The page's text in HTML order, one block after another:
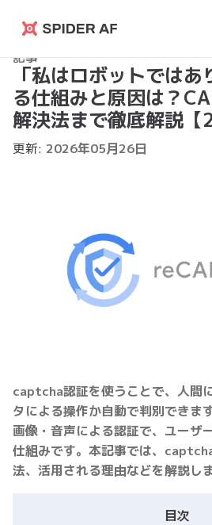
Spider
AF
記事
「私はロボットでは
る仕組みと原因は？
解決法まで徹底解説【
更新: 2026年05月26日
captcha認証を使うことで、人間
タによる操作か自動で判別できま
画像・音声による認証で、ユーザ
仕組みです。本記事では、
法、活用される理由などを解説しま
目次